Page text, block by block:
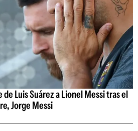
Luis Suárez a Lionel Messi tras el
Jorge Messi